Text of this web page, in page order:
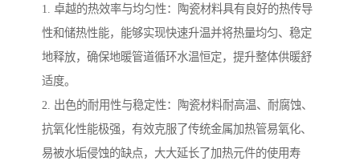
1. 卓越的热效率与均匀性：陶瓷材料具有良好的热传导
性和储热性能，能够实现快速升温并将热量均匀、稳定
地释放，确保地暖管道循环水温恒定，提升整体供暖舒
适度。
2. 出色的耐用性与稳定性：陶瓷材料耐高温、耐腐蚀、
抗氧化性能极强，有效克服了传统金属加热管易氧化、
易被水垢侵蚀的缺点，大大延长了加热元件的使用寿